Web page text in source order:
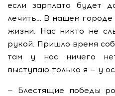
если зарплата будет
лечить… В нашем городе
жизни. Нас никто не
рукой. Пришло время
там у нас ничего
выступаю только я — у
— Блестящие победы